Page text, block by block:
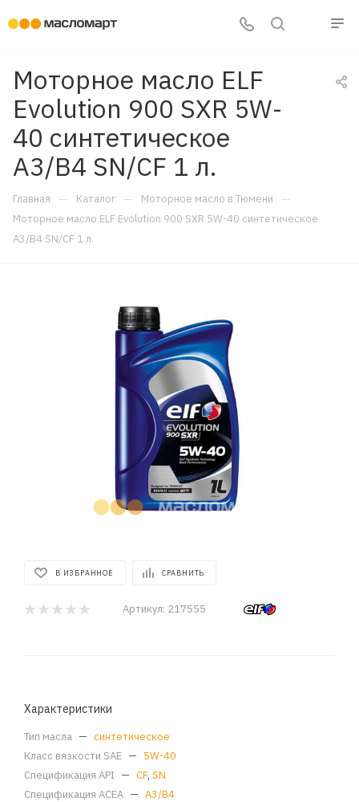
Моторное масло ELF
Evolution 900 SXR 5W-
40 синтетическое
A3/B4 SN/CF 1 л.
Главная — Каталог — Моторное масло в Тюмени —
Моторное масло ELF Evolution 900 SXR 5W-40 синтетическое
A3/B4 SN/CF 1 л.
В ИЗБРАННОЕ СРАВНИТЬ
Артикул: 217555
Характеристики
Тип масла — синтетическое
Класс вязкости SAE — 5W-40
Спецификация API — CF, SN
Спецификация ACEA — A3/B4